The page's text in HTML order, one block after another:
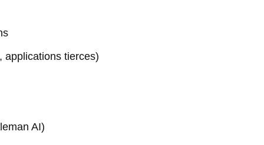
applications tierces)
AI)